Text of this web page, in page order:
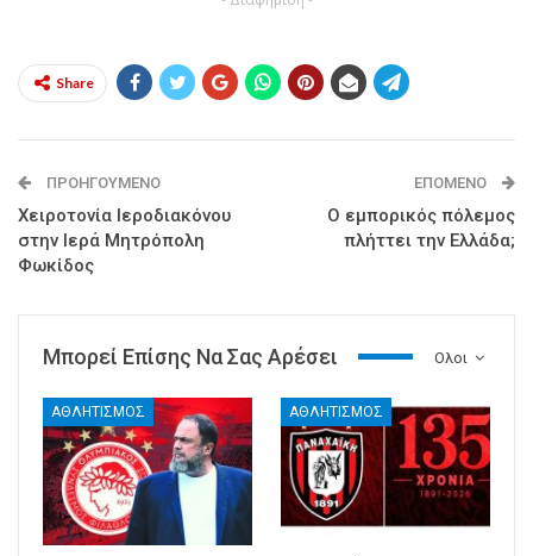
Share
ΠΡΟΗΓΟΎΜΕΝΟ
Χειροτονία Ιεροδιακόνου
στην Ιερά Μητρόπολη
Φωκίδος
ΕΠΌΜΕΝΟ
O εμπορικός πόλεμος
πλήττει την Ελλάδα;
Ολοι
Μπορεί Επίσης Να Σας Αρέσει
ΑΘΛΗΤΙΣΜΟΣ ΑΘΛΗΤΙΣΜΟΣ